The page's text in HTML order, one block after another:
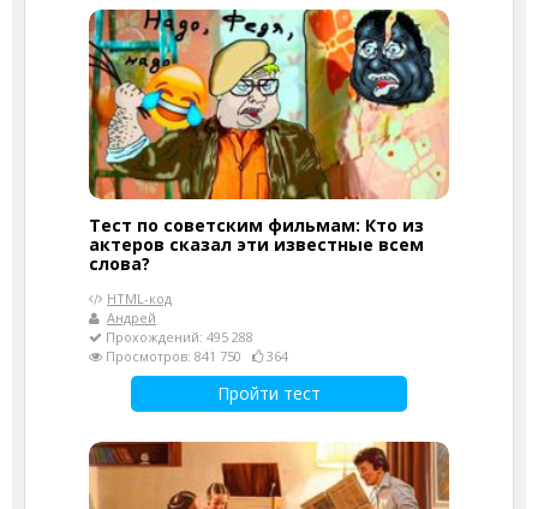
Тест по советским фильмам: Кто из
актеров сказал эти известные всем
слова?
HTML-код
Андрей
Прохождений: 495 288
Просмотров: 841 750
364
Пройти тест